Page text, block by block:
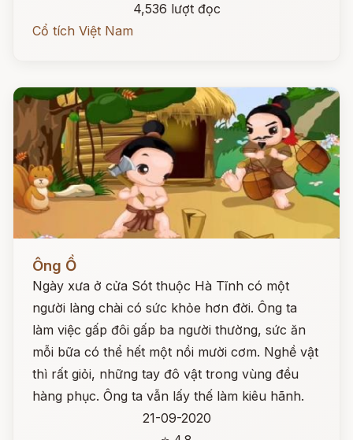
4,536 lượt đọc
Cổ tích Việt Nam
Đọc ngay
Ông Ồ
Ngày xưa ở cửa Sót thuộc Hà Tĩnh có một
người làng chài có sức khỏe hơn đời. Ông ta
làm việc gấp đôi gấp ba người thường, sức ăn
mỗi bữa có thể hết một nồi mười cơm. Nghề vật
thì rất giỏi, những tay đô vật trong vùng đều
hàng phục. Ông ta vẫn lấy thế làm kiêu hãnh.
21-09-2020